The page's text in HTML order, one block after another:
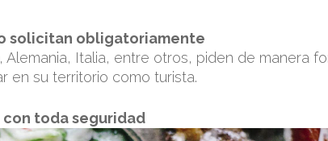
solicitan obligatoriamente
Alemania, Italia, entre otros, piden de manera
en su territorio como turista.
con toda seguridad